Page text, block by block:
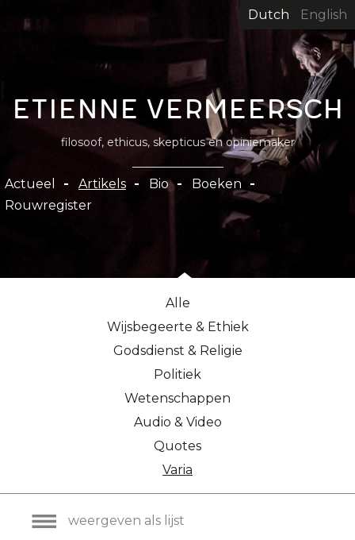
inhoud
gaan
Dutch English
Etienne Vermeersch
filosoof, ethicus, skepticus en opiniemaker
Hoofdnavigatie
Actueel Artikels Bio
Boeken
Rouwregister
Alle
Wijsbegeerte & Ethiek
Godsdienst & Religie
Politiek
Wetenschappen
Audio & Video
Quotes
Varia
weergeven als lijst